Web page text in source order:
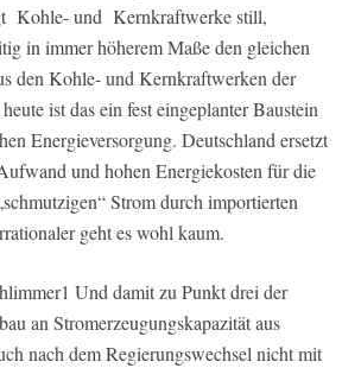
Kohle- und Kernkraftwerke still,
in immer höherem Maße den gleichen
den Kohle- und Kernkraftwerken der
ist das ein fest eingeplanter Baustein
Energieversorgung. Deutschland ersetzt
und hohen Energiekosten für die
Strom durch importierten
geht es wohl kaum.
Und damit zu Punkt drei der
an Stromerzeugungskapazität aus
nach dem Regierungswechsel nicht mit